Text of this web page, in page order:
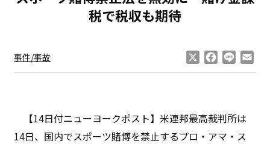
税で税収も期待
事件/事故 Facebook
Line
【14日付ニューヨークポスト】米連邦最高裁判所は
14日、国内でスポーツ賭博を禁止するプロ・アマ・ス